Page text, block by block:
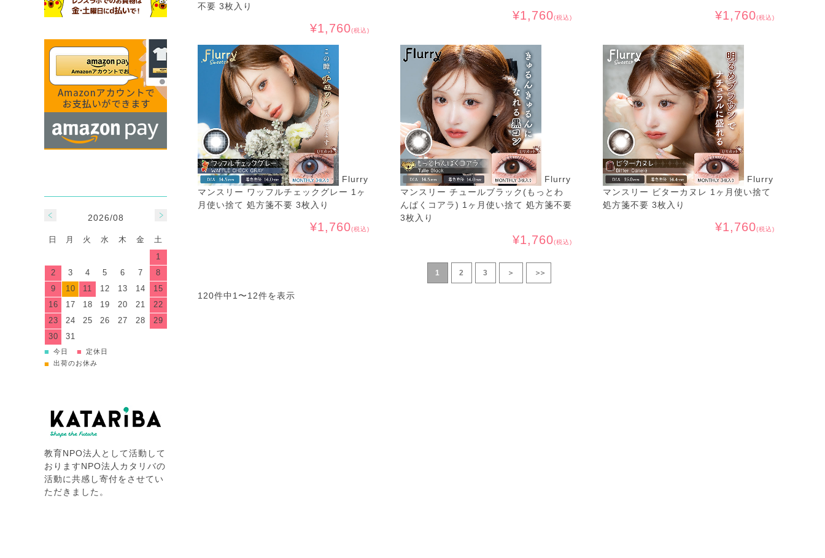
不要 3枚入り
¥1,760(税込)
¥1,760(税込) ¥1,760(税込)
Flurry
マンスリー ワッフルチェックグレー 1ヶ
月使い捨て 処方箋不要 3枚入り
¥1,760(税込)
Flurry
マンスリー チュールブラック(もっとわ
んぱくコアラ) 1ヶ月使い捨て 処方箋不要
3枚入り
¥1,760(税込)
Flurry
マンスリー ビターカヌレ 1ヶ月使い捨て
処方箋不要 3枚入り
¥1,760(税込)
1 2 3 ＞ ＞＞
120件中 1 〜12件を表示
2026/08
日 月 火 水 木 金
土
1
2
3 4 5 6 7
8
9
10 11 12 13 14
15
16
17 18 19 20 21
22
23
24 25 26 27 28
29
30
31
■ 今日 ■ 定休日
■ 出荷のお休み
教育NPO法人として活動して
おりますNPO法人カタリバの
活動に共感し寄付をさせてい
ただきました。